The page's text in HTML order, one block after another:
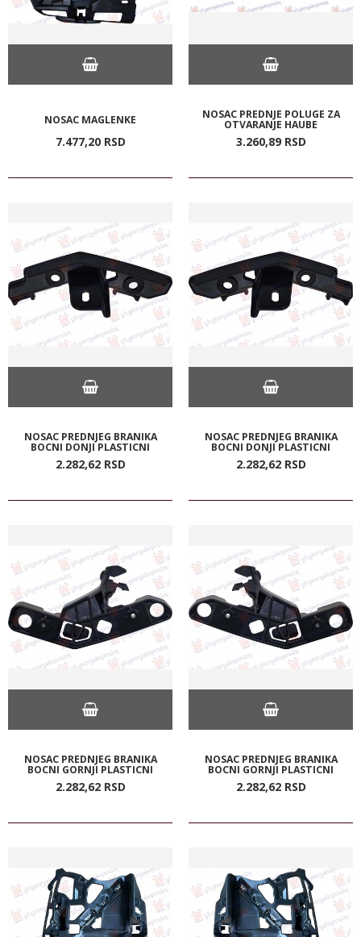
NOSAC MAGLENKE
7.477,20 RSD
NOSAC PREDNJE POLUGE ZA
OTVARANJE HAUBE
3.260,89 RSD
NOSAC PREDNJEG BRANIKA
BOCNI DONJI PLASTICNI
2.282,62 RSD
NOSAC PREDNJEG BRANIKA
BOCNI DONJI PLASTICNI
2.282,62 RSD
NOSAC PREDNJEG BRANIKA
BOCNI GORNJI PLASTICNI
2.282,62 RSD
NOSAC PREDNJEG BRANIKA
BOCNI GORNJI PLASTICNI
2.282,62 RSD